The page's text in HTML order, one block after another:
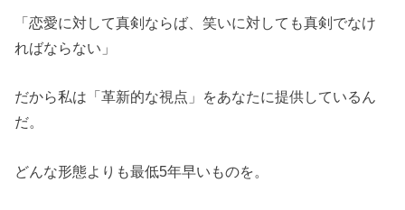
「恋愛に対して真剣ならば、笑いに対しても真剣でなけ
ればならない」
だから私は「革新的な視点」をあなたに提供しているん
だ。
どんな形態よりも最低5年早いものを。